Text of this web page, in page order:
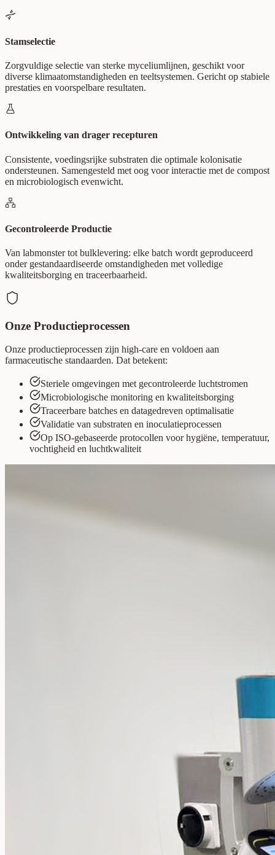
Stamselectie
Zorgvuldige selectie van sterke myceliumlijnen, geschikt voor
diverse klimaatomstandigheden en teeltsystemen. Gericht op stabiele
prestaties en voorspelbare resultaten.
Ontwikkeling van drager recepturen
Consistente, voedingsrijke substraten die optimale kolonisatie
ondersteunen. Samengesteld met oog voor interactie met de compost
en microbiologisch evenwicht.
Gecontroleerde Productie
Van labmonster tot bulklevering: elke batch wordt geproduceerd
onder gestandaardiseerde omstandigheden met volledige
kwaliteitsborging en traceerbaarheid.
Onze Productieprocessen
Onze productieprocessen zijn high-care en voldoen aan
farmaceutische standaarden. Dat betekent:
Steriele omgevingen met gecontroleerde luchtstromen
Microbiologische monitoring en kwaliteitsborging
Traceerbare batches en datagedreven optimalisatie
Validatie van substraten en inoculatieprocessen
Op ISO-gebaseerde protocollen voor hygiëne, temperatuur,
vochtigheid en luchtkwaliteit